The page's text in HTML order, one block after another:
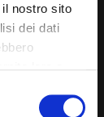
nostro sito
dei dati